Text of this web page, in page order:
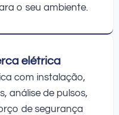
o seu ambiente.
elétrica
com instalação,
análise de pulsos,
de segurança